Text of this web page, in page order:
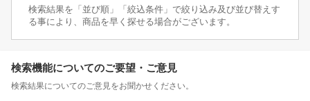
検索結果を「並び順」「絞込条件」で絞り込み及び並び替えす
る事により、商品を早く探せる場合がございます。
検索機能についてのご要望・ご意見
検索結果についてのご意見をお聞かせください。